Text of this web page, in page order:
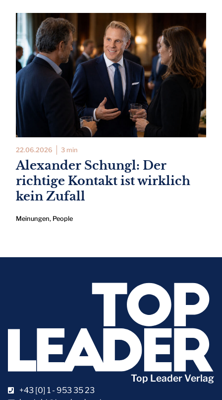
22.06.2026 3 min
Alexander Schungl: Der
richtige Kontakt ist wirklich
kein Zufall
Meinungen, People
Top Leader Verlag
+43 [0] 1 - 953 35 23